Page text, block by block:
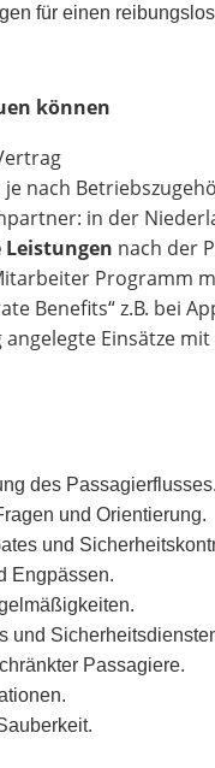
für einen
können
je nach
in der
nach der
Programm
Benefits“ z.B. bei
Einsätze
des Passagierflusses.
und Orientierung.
und
Engpässen.
und
Passagiere.